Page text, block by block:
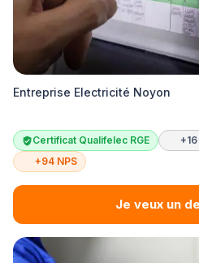
Entreprise Electricité Noyon
Certificat Qualifelec RGE
+94 NPS
Je veux un